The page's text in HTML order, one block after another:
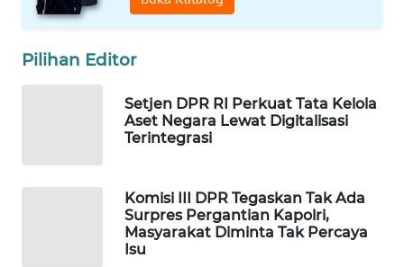
Pilihan Editor
Setjen DPR RI Perkuat Tata Kelola
Aset Negara Lewat Digitalisasi
Terintegrasi
Komisi III DPR Tegaskan Tak Ada
Surpres Pergantian Kapolri,
Masyarakat Diminta Tak Percaya
Isu
LISTRIK